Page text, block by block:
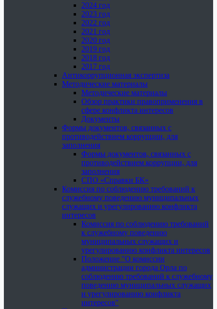
2024 год
2023 год
2022 год
2021 год
2020 год
2019 год
2018 год
2017 год
Антикоррупционная экспертиза
Методические материалы
Методические материалы
Обзор практики правоприменения в
сфере конфликта интересов
Документы
Формы документов, связанных с
противодействием коррупции, для
заполнения
Формы документов, связанных с
противодействием коррупции, для
заполнения
СПО «Справки БК»
Комиссия по соблюдению требований к
служебному поведению муниципальных
служащих и урегулированию конфликта
интересов
Комиссия по соблюдению требований
к служебному поведению
муниципальных служащих и
урегулированию конфликта интересов
Положение "О комиссии
администрации города Орла по
соблюдению требований к служебному
поведению муниципальных служащих
и урегулированию конфликта
интересов"